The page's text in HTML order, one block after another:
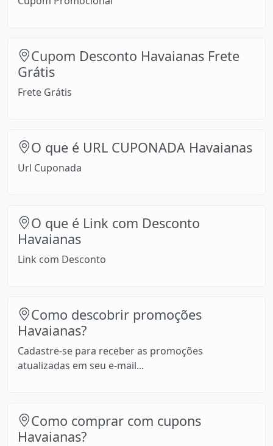
Cupom Desconto Havaianas Frete
Grátis
Frete Grátis
O que é URL CUPONADA Havaianas
Url Cuponada
O que é Link com Desconto
Havaianas
Link com Desconto
Como descobrir promoções
Havaianas?
Cadastre-se para receber as promoções
atualizadas em seu e-mail...
Como comprar com cupons
Havaianas?